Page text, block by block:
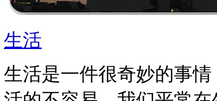
生活
生活是一件很奇妙的事